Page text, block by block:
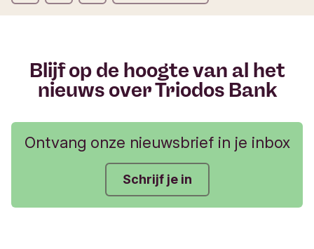
i
Blijf op de hoogte van al het
nieuws over Triodos Bank
Ontvang onze nieuwsbrief in je inbox
Schrijf je in